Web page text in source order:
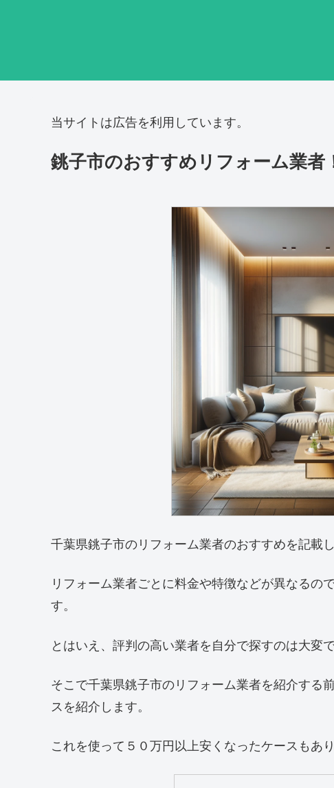
当サイトは広告を利用しています。
銚子市のおすすめリフォーム業者
千葉県銚子市のリフォーム業者のおすすめを記載し
リフォーム業者ごとに料金や特徴などが異なるの
す。
とはいえ、評判の高い業者を自分で探すのは大変で
そこで千葉県銚子市のリフォーム業者を紹介する
スを紹介します。
これを使って５０万円以上安くなったケースもあり